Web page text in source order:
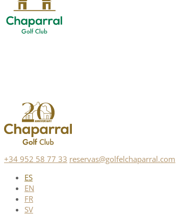
+34 952 58 77 33 reservas@golfelchaparral.com
ES
EN
FR
SV